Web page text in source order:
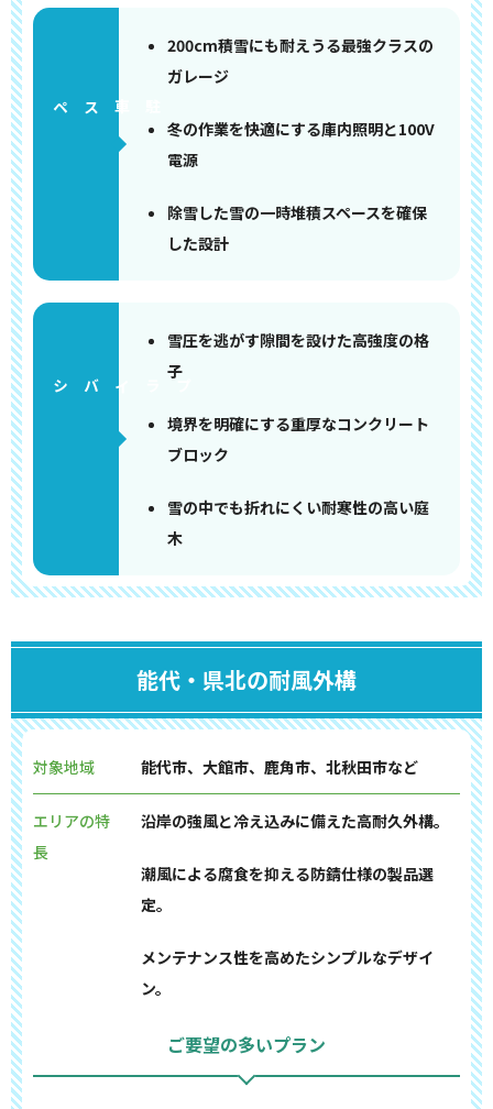
200cm積雪にも耐えうる最強クラスの
ガレージ
冬の作業を快適にする庫内照明と100V
電源
除雪した雪の一時堆積スペースを確保
した設計
雪圧を逃がす隙間を設けた高強度の格
子
境界を明確にする重厚なコンクリート
ブロック
雪の中でも折れにくい耐寒性の高い庭
木
能代・県北の耐風外構
対象地域 能代市、大館市、鹿角市、北秋田市など
エリアの特
長
沿岸の強風と冷え込みに備えた高耐久外構。
潮風による腐食を抑える防錆仕様の製品選
定。
メンテナンス性を高めたシンプルなデザイ
ン。
ご要望の多いプラン